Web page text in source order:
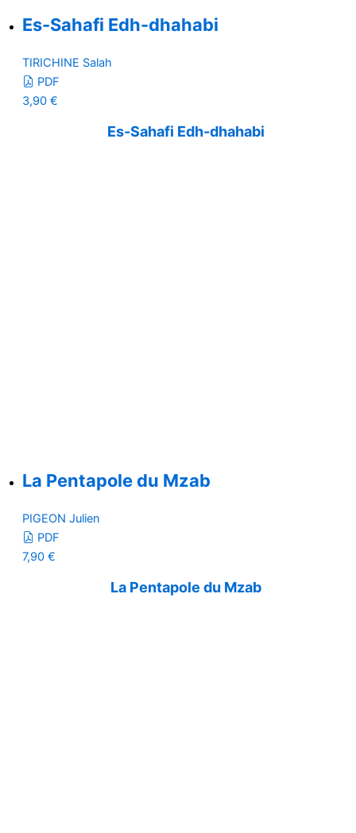
Es-Sahafi Edh-dhahabi
TIRICHINE Salah
PDF
3,90 €
Es-Sahafi Edh-dhahabi
La Pentapole du Mzab
PIGEON Julien
PDF
7,90 €
La Pentapole du Mzab